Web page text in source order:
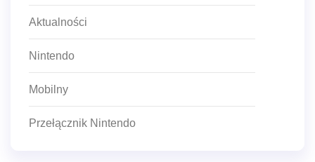
Aktualności
Nintendo
Mobilny
Przełącznik Nintendo